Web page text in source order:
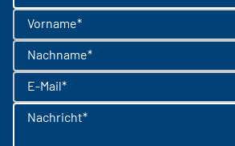
Vorname*
Nachname*
E-Mail*
Nachricht*